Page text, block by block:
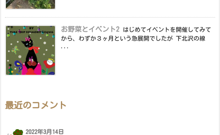
お野菜とイベント2
はじめてイベントを開催してみて
から、わずか３ヶ月という急展開でしたが 下北沢の線
最近のコメント
2022年3月14日